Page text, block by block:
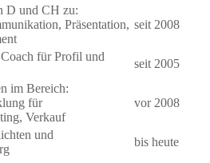
D und CH zu:
Präsentation, seit 2008
für Profil und
seit 2005
im Bereich:
für
Verkauf
vor 2008
und
bis heute